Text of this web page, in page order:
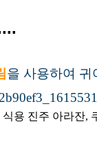
을 사용하여 귀
용 진주 아라잔,